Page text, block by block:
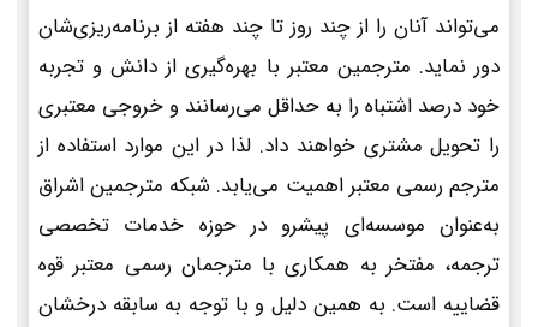
می‌تواند آنان را از چند روز تا چند هفته از برنامه‌ریزی‌شان
دور نماید. مترجمین معتبر با بهره‌گیری از دانش و تجربه
خود درصد اشتباه را به حداقل می‌رسانند و خروجی معتبری
را تحویل مشتری خواهند داد. لذا در این موارد استفاده از
مترجم رسمی معتبر اهمیت می‌یابد. شبکه مترجمین اشراق
به‌عنوان موسسه‌ای پیشرو در حوزه خدمات تخصصی
ترجمه، مفتخر به همکاری با مترجمان رسمی معتبر قوه
قضاییه است. به همین دلیل و با توجه به سابقه درخشان